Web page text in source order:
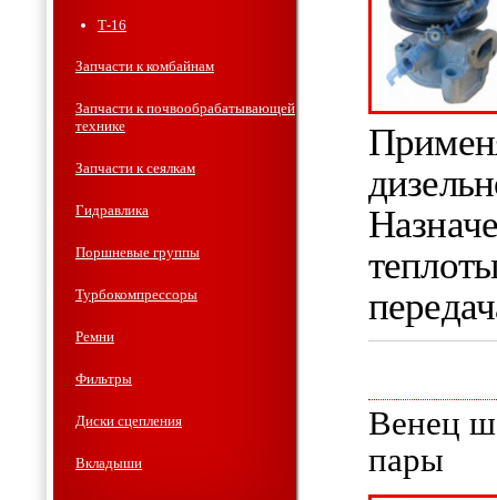
Венец
пары
Т-16
Запчасти к комбайнам
Запчасти к почвообрабатывающей
технике
Запчасти к сеялкам
Гидравлика
Поршневые группы
Турбокомпрессоры
Ремни
Фильтры
Диски сцепления
Вкладыши